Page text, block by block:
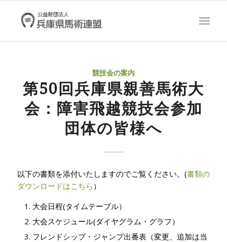
競技会の案内
第50回兵庫県親善馬術大
会：障害飛越競技会参加
団体の皆様へ
以下の書類を添付いたしますのでご覧ください。(書類の
ダウンロードはこちら ）
大会日程(タイムテーブル）
大会スケジュール(ダイヤグラム・グラフ）
フレンドシップ・ジャンプ出番表（変更、追加は当